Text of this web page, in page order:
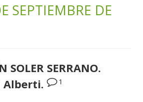
SEPTIEMBRE DE
SOLER SERRANO.
Alberti.
1